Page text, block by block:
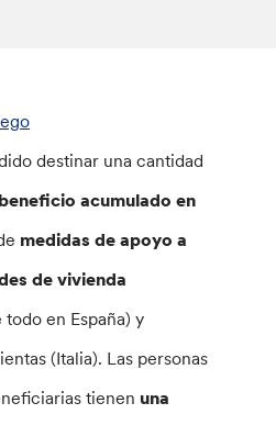
destinar una cantidad
acumulado en
medidas de apoyo a
de vivienda
todo en España) y
(Italia). Las personas
tienen una